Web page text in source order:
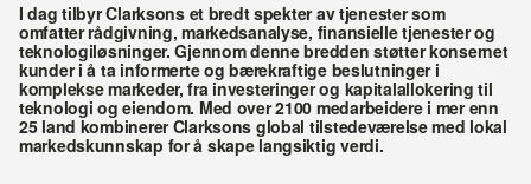
I dag tilbyr Clarksons et bredt spekter av tjenester som
omfatter rådgivning, markedsanalyse, finansielle tjenester og
teknologiløsninger. Gjennom denne bredden støtter konsernet
kunder i å ta informerte og bærekraftige beslutninger i
komplekse markeder, fra investeringer og kapitalallokering til
teknologi og eiendom. Med over 2100 medarbeidere i mer enn
25 land kombinerer Clarksons global tilstedeværelse med lokal
markedskunnskap for å skape langsiktig verdi.